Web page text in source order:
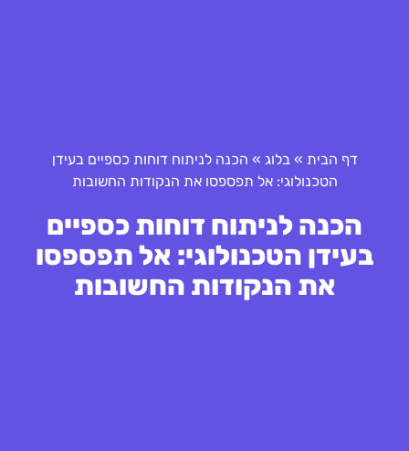
דף הבית » בלוג » הכנה לניתוח דוחות כספיים בעידן
הטכנולוגי: אל תפספסו את הנקודות החשובות
הכנה לניתוח דוחות כספיים
בעידן הטכנולוגי: אל תפספסו
את הנקודות החשובות